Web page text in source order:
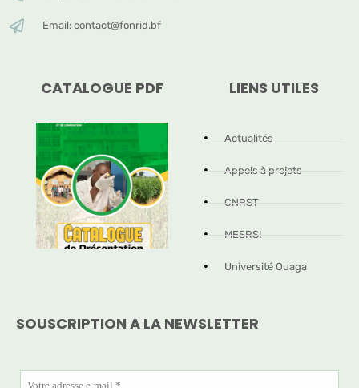
Email: contact@fonrid.bf
CATALOGUE PDF LIENS UTILES
Actualités
Appels à projets
CNRST
MESRSI
Université Ouaga
SOUSCRIPTION A LA NEWSLETTER